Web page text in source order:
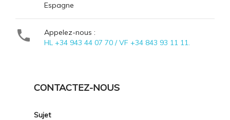
Espagne

Appelez-nous :
HL +34 943 44 07 70 / VF +34 843 93 11 11.
CONTACTEZ-NOUS
Sujet